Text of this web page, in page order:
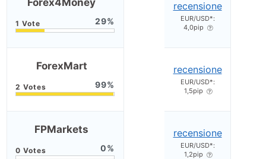
29
recensione
EUR/USD*:
4,0pip
ForexMart
99
recensione
EUR/USD*:
1,5pip
FPMarkets
0
recensione
EUR/USD*:
1,2pip